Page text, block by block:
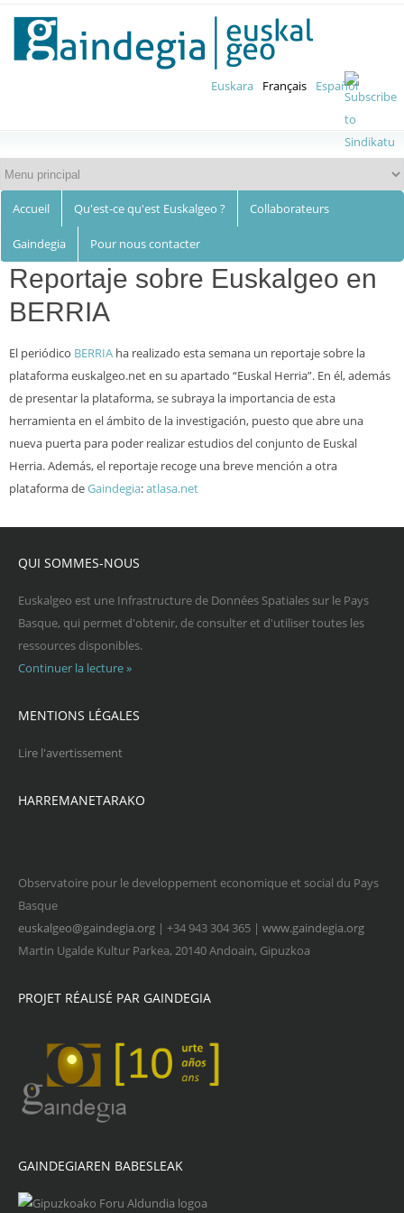
contenu
principal
Euskalgeo
Euskara Français Español
Accueil Qu'est-ce qu'est Euskalgeo ? Collaborateurs
Gaindegia Pour nous contacter
Reportaje sobre Euskalgeo en
BERRIA
El periódico BERRIA ha realizado esta semana un reportaje sobre la
plataforma euskalgeo.net en su apartado “Euskal Herria”. En él, además
de presentar la plataforma, se subraya la importancia de esta
herramienta en el ámbito de la investigación, puesto que abre una
nueva puerta para poder realizar estudios del conjunto de Euskal
Herria. Además, el reportaje recoge una breve mención a otra
plataforma deGaindegia:atlasa.net
QUI SOMMES-NOUS
Euskalgeo est une Infrastructure de Données Spatiales sur le Pays
Basque, qui permet d'obtenir, de consulter et d'utiliser toutes les
ressources disponibles.
Continuer la lecture »
MENTIONS LÉGALES
Lire l'avertissement
HARREMANETARAKO
Observatoire pour le developpement economique et social du Pays
Basque
euskalgeo@gaindegia.org | +34 943 304 365 | www.gaindegia.org
Martin Ugalde Kultur Parkea, 20140 Andoain, Gipuzkoa
PROJET RÉALISÉ PAR GAINDEGIA
GAINDEGIAREN BABESLEAK